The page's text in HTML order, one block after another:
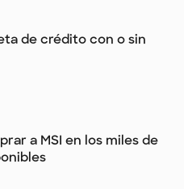
de crédito con o sin
a MSI en los miles de